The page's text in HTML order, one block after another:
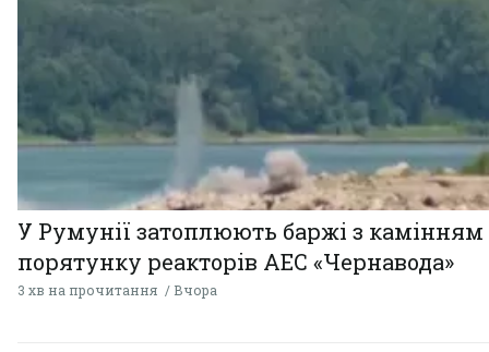
У Румунії затоплюють баржі з
порятунку реакторів АЕС «Чернавода»
3 хв на прочитання Вчора